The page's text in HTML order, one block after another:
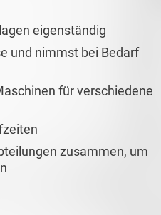
eigenständig
und nimmst bei Bedarf
für verschiedene
zusammen, um